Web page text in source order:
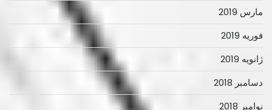
مارس 2019
فوریه 2019
ژانویه 2019
دسامبر 2018
نوامبر 2018